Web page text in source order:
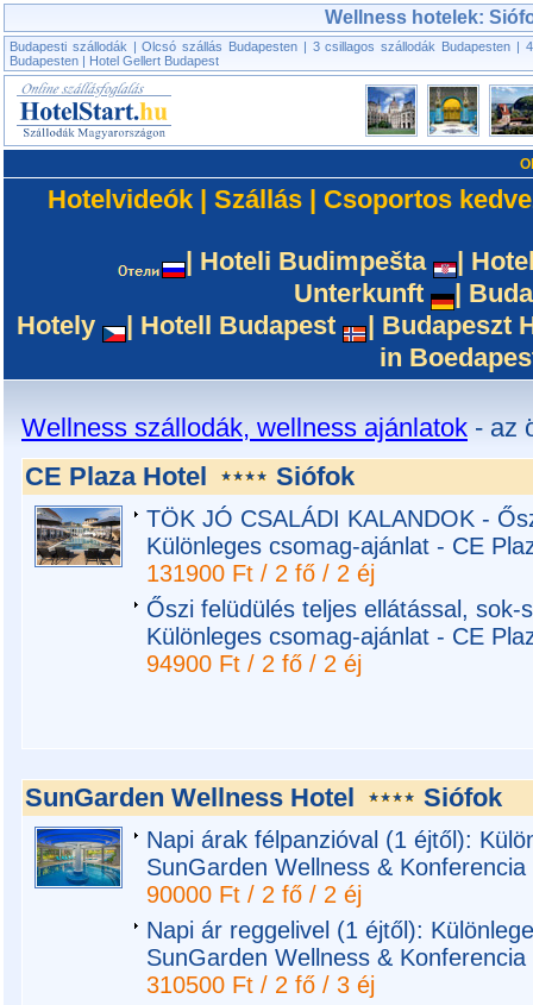
Wellness hotelek:
Budapesti szállodák |Olcsó szállás Budapesten| 3 csillagos szállodák Budapesten|
Budapesten | Hotel Gellert Budapest
Hotelvideók | Szállás | Csoportos
| Hoteli Budimpešta |
Unterkunft
|
Hotely
| Hotell Budapest | Budapeszt
in
Wellness szállodák, wellness ajánlatok - az
CE Plaza Hotel
Siófok
TÖK JÓ CSALÁDI KALANDOK -
Különleges csomag-ajánlat - CE
131900 Ft / 2 fő / 2 éj
Őszi felüdülés teljes ellátással,
Különleges csomag-ajánlat - CE
94900 Ft / 2 fő / 2 éj
SunGarden Wellness Hotel Siófok
Napi árak félpanzióval (1 éjtől):
SunGarden Wellness & Konferencia
90000 Ft / 2 fő / 2 éj
Napi ár reggelivel (1 éjtől):
SunGarden Wellness & Konferencia
310500 Ft / 2 fő / 3 éj